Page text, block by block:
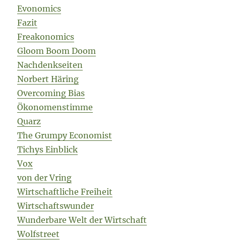
Evonomics
Fazit
Freakonomics
Gloom Boom Doom
Nachdenkseiten
Norbert Häring
Overcoming Bias
Ökonomenstimme
Quarz
The Grumpy Economist
Tichys Einblick
Vox
von der Vring
Wirtschaftliche Freiheit
Wirtschaftswunder
Wunderbare Welt der Wirtschaft
Wolfstreet